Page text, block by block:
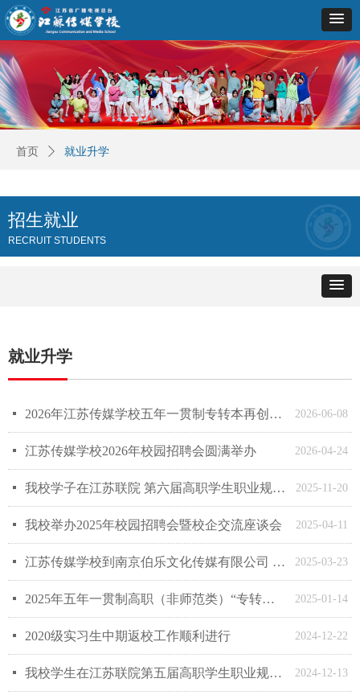
首页 ꄲ 就业升学
招生就业
RECRUIT STUDENTS
就业升学
2026-06-08
넷 2026年江苏传媒学校五年一贯制专转本再创佳绩
2026-04-24
넷 江苏传媒学校2026年校园招聘会圆满举办
2025-11-20
넷 我校学子在江苏联院 第六届高职学生职业规划大赛中再创佳绩
2025-04-11
넷 我校举办2025年校园招聘会暨校企交流座谈会
2025-03-23
넷 江苏传媒学校到南京伯乐文化传媒有限公司 开展访企拓岗及校企合作洽谈
2025-01-14
넷 2025年五年一贯制高职（非师范类）“专转本”报名资格审核公示
2024-12-22
넷 2020级实习生中期返校工作顺利进行
2024-12-13
넷 我校学生在江苏联院第五届高职学生职业规划大赛中获佳绩